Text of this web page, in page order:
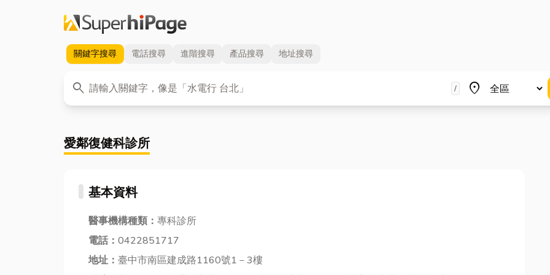
關鍵字搜尋 電話搜尋 進階搜尋 產品搜尋 地址搜尋
search
關鍵字 / place
地區
愛鄰復健科診所
基本資料
醫事機構種類： 專科診所
電話： 0422851717
地址： 臺中市南區建成路1160號1－3樓